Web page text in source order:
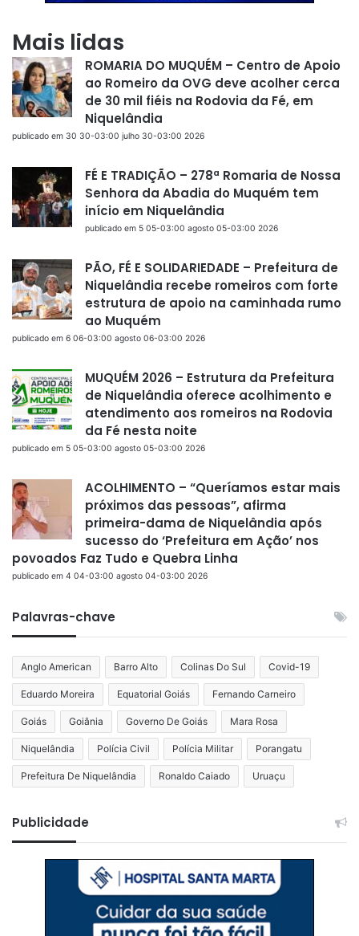
Mais lidas
ROMARIA DO MUQUÉM – Centro de Apoio
ao Romeiro da OVG deve acolher cerca
de 30 mil fiéis na Rodovia da Fé, em
Niquelândia
publicado em 30 30-03:00 julho 30-03:00 2026
FÉ E TRADIÇÃO – 278ª Romaria de Nossa
Senhora da Abadia do Muquém tem
início em Niquelândia
publicado em 5 05-03:00 agosto 05-03:00 2026
PÃO, FÉ E SOLIDARIEDADE – Prefeitura de
Niquelândia recebe romeiros com forte
estrutura de apoio na caminhada rumo
ao Muquém
publicado em 6 06-03:00 agosto 06-03:00 2026
MUQUÉM 2026 – Estrutura da Prefeitura
de Niquelândia oferece acolhimento e
atendimento aos romeiros na Rodovia
da Fé nesta noite
publicado em 5 05-03:00 agosto 05-03:00 2026
ACOLHIMENTO – “Queríamos estar mais
próximos das pessoas”, afirma
primeira-dama de Niquelândia após
sucesso do ‘Prefeitura em Ação’ nos
povoados Faz Tudo e Quebra Linha
publicado em 4 04-03:00 agosto 04-03:00 2026
Palavras-chave
Anglo American Barro Alto Colinas Do Sul Covid-19
Eduardo Moreira Equatorial Goiás Fernando Carneiro
Goiás Goiânia Governo De Goiás Mara Rosa
Niquelândia Polícia Civil Polícia Militar Porangatu
Prefeitura De Niquelândia Ronaldo Caiado Uruaçu
Publicidade